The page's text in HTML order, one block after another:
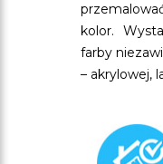
kolor.
farby
– akrylowej,